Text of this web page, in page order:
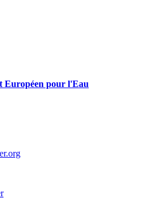
Européen pour l'Eau